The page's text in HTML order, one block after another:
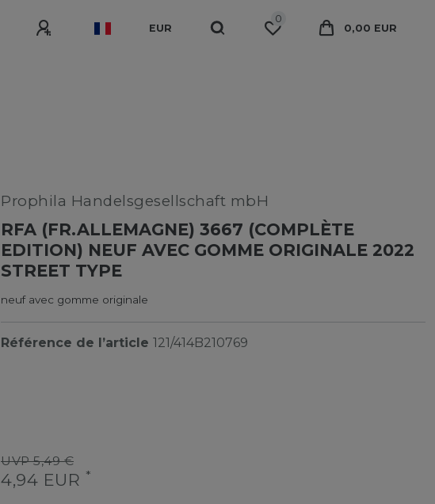
EUR
0
0,00 EUR
Prophila Handelsgesellschaft mbH
RFA (FR.ALLEMAGNE) 3667 (COMPLÈTE
EDITION) NEUF AVEC GOMME ORIGINALE 2022
STREET TYPE
neuf avec gomme originale
Référence de l’article 121/414B210769
UVP 5,49 €
4,94 EUR *